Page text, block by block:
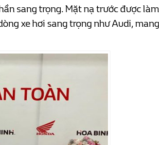
sang trọng. Mặt nạ trước được
xe hơi sang trọng như Audi,